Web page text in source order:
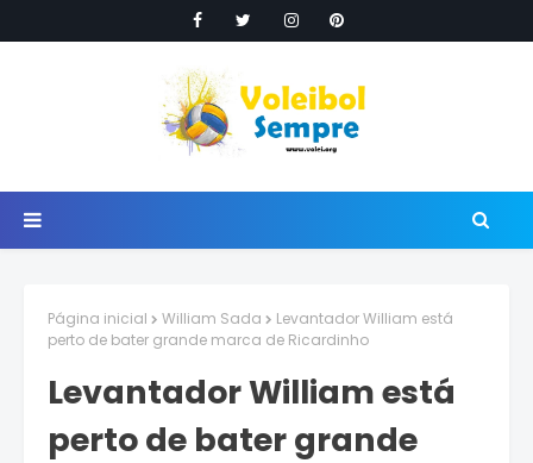
Página inicial William Sada
Levantador William está
perto de bater grande marca de Ricardinho
Levantador William está
perto de bater grande